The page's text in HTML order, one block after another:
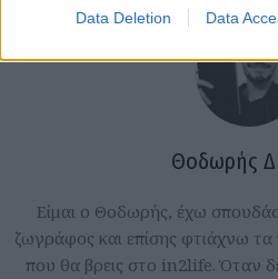
Data Deletion Data
Θοδωρής
Είμαι ο Θοδωρής, έχω
ζωγράφος και επίσης φτιάχνω
που θα βρεις στο in2life. Όταν